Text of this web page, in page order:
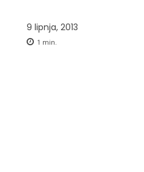
9 lipnja, 2013
1 min.